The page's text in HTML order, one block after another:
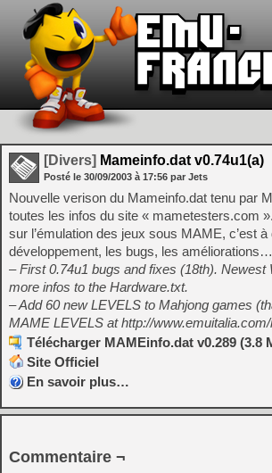
[Divers] Mameinfo.dat v0.74u1(a)
Posté le 30/09/2003 à 17:56 par Jets
Nouvelle verison du Mameinfo.dat tenu par
toutes les infos du site « mametesters.com
sur l’émulation des jeux sous MAME, c’est à
développement, les bugs, les améliorations…
– First 0.74u1 bugs and fixes (18th). Newest
more infos to the Hardware.txt.
– Add 60 new LEVELS to Mahjong games
MAME LEVELS at http://
Télécharger MAMEinfo.dat v0.289 (3.8
Site Officiel
En savoir plus…
Commentaire ¬